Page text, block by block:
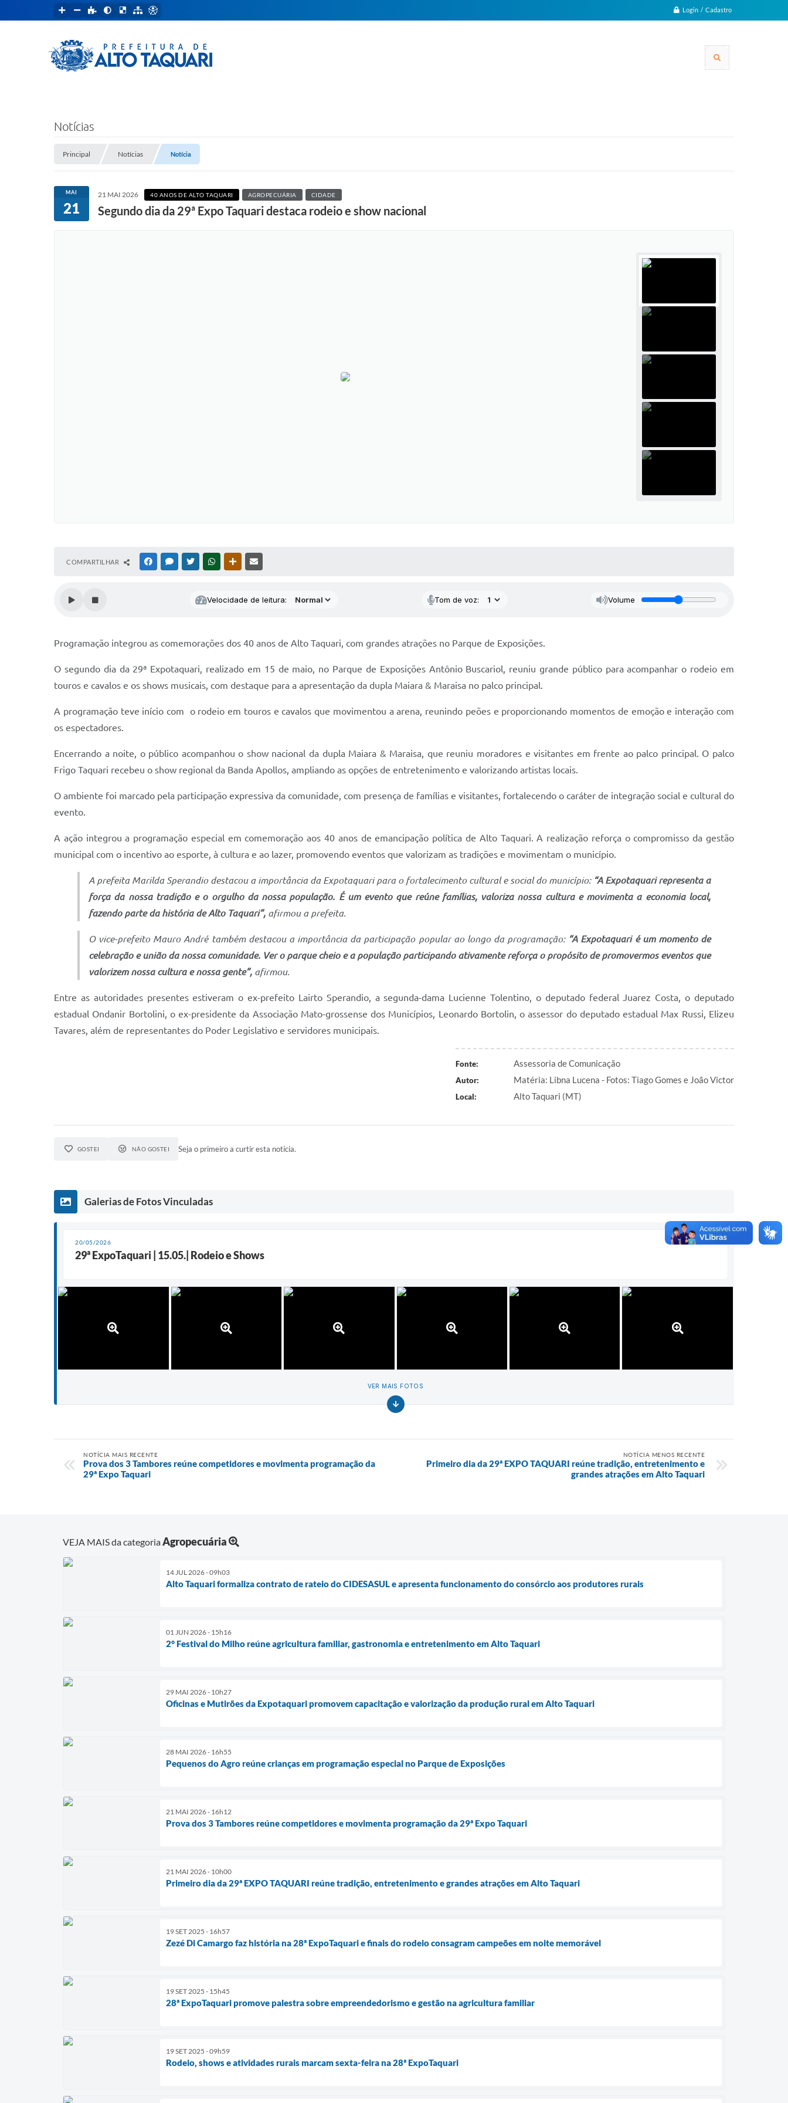
Login / Cadastro
Notícias
Principal Notícias Notícia
MAI
21
21 MAI 2026 40 ANOS DE ALTO TAQUARI AGROPECUÁRIA CIDADE
Segundo dia da 29ª Expo Taquari destaca rodeio e show nacional
COMPARTILHAR FACEBOOKMESSENGER
TWITTERWHATSAPPOUTRAS MÍDIAS
Velocidade de leitura: Tom de voz: Volume
Programação integrou as comemorações dos 40 anos de Alto Taquari, com grandes atrações no Parque de Exposições.
O segundo dia da 29ª Expotaquari, realizado em 15 de maio, no Parque de Exposições Antônio Buscariol, reuniu grande público para acompanhar o rodeio em
touros e cavalos e os shows musicais, com destaque para a apresentação da dupla Maiara & Maraisa no palco principal.
A programação teve início com o rodeio em touros e cavalos que movimentou a arena, reunindo peões e proporcionando momentos de emoção e interação com
os espectadores.
Encerrando a noite, o público acompanhou o show nacional da dupla Maiara & Maraisa, que reuniu moradores e visitantes em frente ao palco principal. O palco
Frigo Taquari recebeu o show regional da Banda Apollos, ampliando as opções de entretenimento e valorizando artistas locais.
O ambiente foi marcado pela participação expressiva da comunidade, com presença de famílias e visitantes, fortalecendo o caráter de integração social e cultural do
evento.
A ação integrou a programação especial em comemoração aos 40 anos de emancipação política de Alto Taquari. A realização reforça o compromisso da gestão
municipal com o incentivo ao esporte, à cultura e ao lazer, promovendo eventos que valorizam as tradições e movimentam o município.
A prefeita Marilda Sperandio destacou a importância da Expotaquari para o fortalecimento cultural e social do município: “A Expotaquari representa a
força da nossa tradição e o orgulho da nossa população. É um evento que reúne famílias, valoriza nossa cultura e movimenta a economia local,
fazendo parte da história de Alto Taquari”, afirmou a prefeita.
O vice-prefeito Mauro André também destacou a importância da participação popular ao longo da programação: “A Expotaquari é um momento de
celebração e união da nossa comunidade. Ver o parque cheio e a população participando ativamente reforça o propósito de promovermos eventos que
valorizem nossa cultura e nossa gente”, afirmou.
Entre as autoridades presentes estiveram o ex-prefeito Lairto Sperandio, a segunda-dama Lucienne Tolentino, o deputado federal Juarez Costa, o deputado
estadual Ondanir Bortolini, o ex-presidente da Associação Mato-grossense dos Municípios, Leonardo Bortolin, o assessor do deputado estadual Max Russi, Elizeu
Tavares, além de representantes do Poder Legislativo e servidores municipais.
Fonte: Assessoria de Comunicação
Autor: Matéria: Libna Lucena - Fotos: Tiago Gomes e João Victor
Local: Alto Taquari (MT)
GOSTEI NÃO GOSTEI Seja o primeiro a curtir esta notícia.
Galerias de Fotos Vinculadas
20/05/2026
29ª ExpoTaquari | 15.05.| Rodeio e Shows
VER MAIS FOTOS
NOTÍCIA MAIS RECENTE
Prova dos 3 Tambores reúne competidores e movimenta programação da
29ª Expo Taquari
NOTÍCIA MENOS RECENTE
Primeiro dia da 29ª EXPO TAQUARI reúne tradição, entretenimento e
grandes atrações em Alto Taquari
VEJA MAIS da categoriaAgropecuária
14 JUL 2026 - 09h03
Alto Taquari formaliza contrato de rateio do CIDESASUL e apresenta funcionamento do consórcio aos produtores rurais
01 JUN 2026 - 15h16
2° Festival do Milho reúne agricultura familiar, gastronomia e entretenimento em Alto Taquari
29 MAI 2026 - 10h27
Oficinas e Mutirões da Expotaquari promovem capacitação e valorização da produção rural em Alto Taquari
28 MAI 2026 - 16h55
Pequenos do Agro reúne crianças em programação especial no Parque de Exposições
21 MAI 2026 - 16h12
Prova dos 3 Tambores reúne competidores e movimenta programação da 29ª Expo Taquari
21 MAI 2026 - 10h00
Primeiro dia da 29ª EXPO TAQUARI reúne tradição, entretenimento e grandes atrações em Alto Taquari
19 SET 2025 - 16h57
Zezé Di Camargo faz história na 28ª ExpoTaquari e finais do rodeio consagram campeões em noite memorável
19 SET 2025 - 15h45
28ª ExpoTaquari promove palestra sobre empreendedorismo e gestão na agricultura familiar
19 SET 2025 - 09h59
Rodeio, shows e atividades rurais marcam sexta-feira na 28ª ExpoTaquari